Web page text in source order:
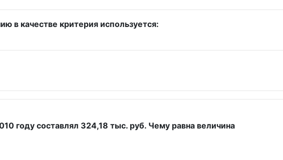
в качестве критерия используется:
году составлял 324,18 тыс. руб. Чему равна величина